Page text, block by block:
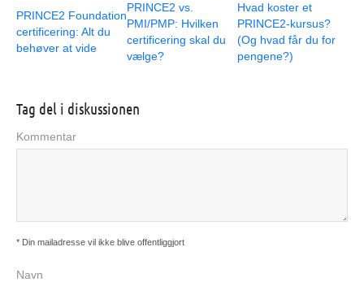
PRINCE2 Foundation
certificering: Alt du
behøver at vide
PRINCE2 vs.
PMI/PMP: Hvilken
certificering skal du
vælge?
Hvad koster et
PRINCE2-kursus?
(Og hvad får du for
pengene?)
Tag del i diskussionen
Kommentar
* Din mailadresse vil ikke blive offentliggjort
Navn